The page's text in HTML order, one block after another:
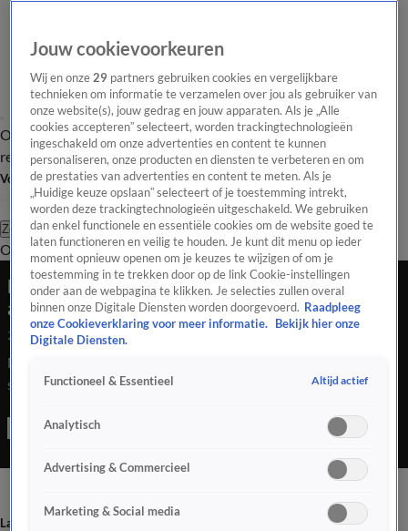
Overzicht Laatste nieuws Regionieuws Het beste van Hart
Tip de
redactie
Volg Hart van Nederland
Zoeken
OverzichtRegioUitzendingenWeerTip de redactiePanelVideo's
Man verwondt vrouw en zoon met mes, twee
andere kinderen springen uit het raam
29 okt 2021, 12:12
Man verwondt vrouw en zoon met mes, twee andere kinderen
springen uit het raam
Laatste nieuws
Jouw cookievoorkeuren
Wij en onze29 partners gebruiken cookies en vergelijkbare
technieken om informatie te verzamelen over jou als gebruiker van
onze website(s), jouw gedrag en jouw apparaten. Als je „Alle
cookies accepteren” selecteert, worden trackingtechnologieën
ingeschakeld om onze advertenties en content te kunnen
personaliseren, onze producten en diensten te verbeteren en om
de prestaties van advertenties en content te meten. Als je
„Huidige keuze opslaan” selecteert of je toestemming intrekt,
worden deze trackingtechnologieën uitgeschakeld. We gebruiken
dan enkel functionele en essentiële cookies om de website goed te
laten functioneren en veilig te houden. Je kunt dit menu op ieder
moment opnieuw openen om je keuzes te wijzigen of om je
toestemming in te trekken door op de link Cookie-instellingen
onder aan de webpagina te klikken. Je selecties zullen overal
binnen onze Digitale Diensten worden doorgevoerd. Raadpleeg
onze Cookieverklaring voor meer informatie.
Bekijk hier onze
Digitale Diensten.
Functioneel & Essentieel Altijd actief
Analytisch
Advertising & Commercieel
Marketing & Social media